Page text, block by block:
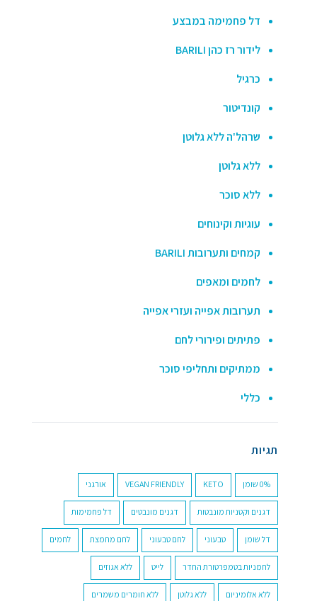
דל פחמימה במבצע
לידור רז כהן BARILI
כרגיל
קונדיטור
שרהל'ה ללא גלוטן
ללא גלוטן
ללא סוכר
עוגיות וקינוחים
קמחים ותערובות BARILI
לחמים ומאפים
תערובות אפייה ועזרי אפייה
פתיתים ופירורי לחם
ממתיקים ותחליפי סוכר
כללי
תגיות
0% שומן KETO
VEGAN FRIENDLY אורגני
דגנים וקטניות מונבטות דגנים מונבטים דל פחמימות
דל שומן טבעוני לחם טבעוני לחם מחמצת לחמים
לחמניות בטמפרטורת החדר לייט ללא אגוזים
ללא אלומיניום ללא גלוטן ללא חומרים משמרים